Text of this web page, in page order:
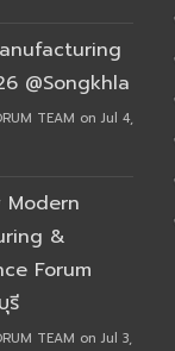
@Songkhla
TEAM on Jul 4,
Modern
&
Forum
รี
TEAM on Jul 3,